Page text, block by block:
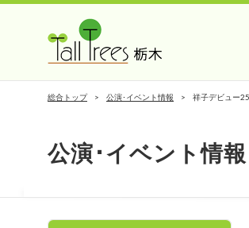
総合トップ 公演･イベント情報 祥子デビュー
公演･イベント情報